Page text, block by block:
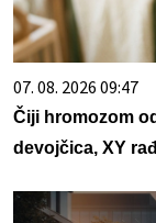
07. 08. 2026 09:47
Čiji hromozom
devojčica, XY